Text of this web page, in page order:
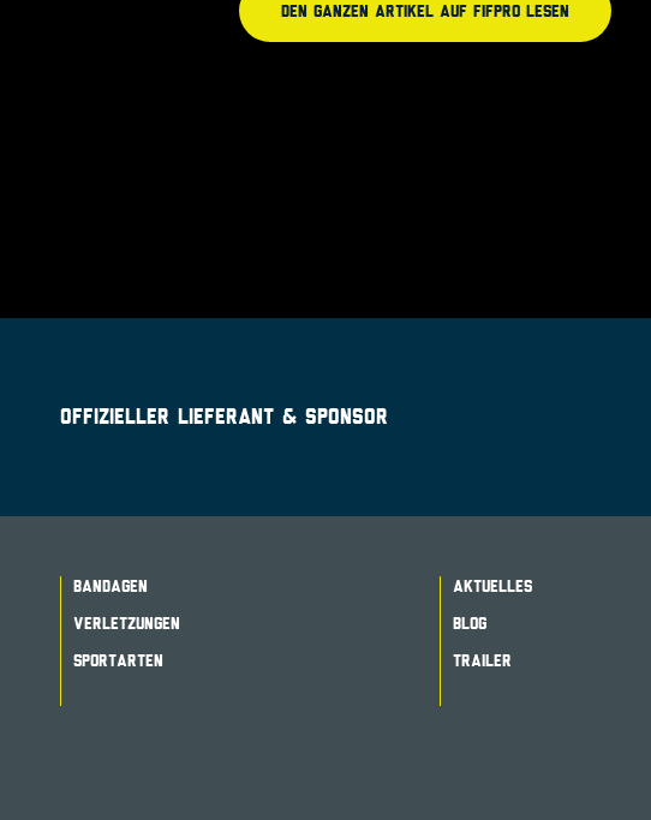
Den ganzen Artikel auf FIFPRO lesen
OFFIZIELLER LIEFERANT & SPONSOR
BANDAGEN
VERLETZUNGEN
SPORTARTEN
AKTUELLES
BLOG
TRAILER